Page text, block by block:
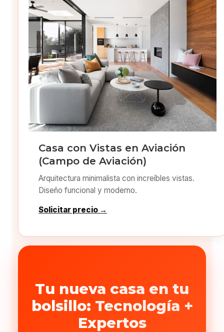
Casa con Vistas en Aviación
(Campo de Aviación)
Arquitectura minimalista con increíbles vistas.
Diseño funcional y moderno.
Solicitar precio →
Tu nueva casa en tu
bolsillo: Tecnología +
Expertos